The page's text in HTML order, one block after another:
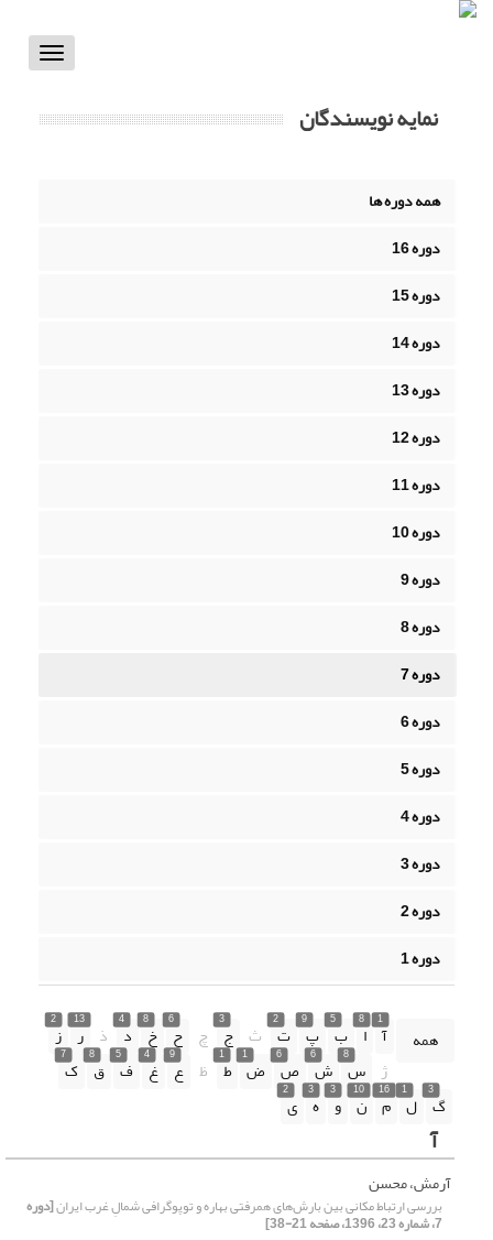
Toggle
نمایه نویسندگان
همه دوره ها
دوره 16
دوره 15
دوره 14
دوره 13
دوره 12
دوره 11
دوره 10
دوره 9
دوره 8
دوره 7
دوره 6
دوره 5
دوره 4
دوره 3
دوره 2
دوره 1
همه
1
آ
8
ا
5
ب
9
پ
2
ت ث
3
ج چ
6
ح
8
خ
4
د ذ
13
ر
2
ز
ژ
8
س
6
ش
6
ص
1
ض
1
ط ظ
9
ع
4
غ
5
ف
8
ق
7
ک
3
گ
1
ل
16
م
10
ن
3
و
3
ه
2
ی
آ
آرمش، محسن
بررسی ارتباط مکانی بین بارش‌های همرفتی بهاره و توپوگرافی شمال‌ِ غرب ایران[دوره
7، شماره 23، 1396، صفحه 21-38]